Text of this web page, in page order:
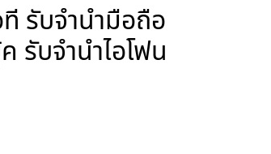
รับจำนำมือถือ
รับจำนำไอโฟน